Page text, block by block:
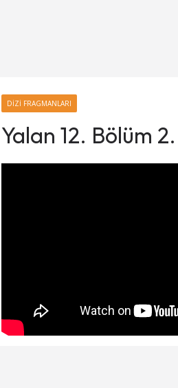
DIZI FRAGMANLARI
Yalan 12. Bölüm